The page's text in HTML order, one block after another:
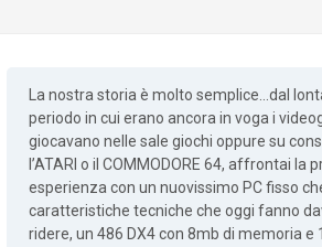
La nostra storia è molto semplice…dal
periodo in cui erano ancora in voga i
giocavano nelle sale giochi oppure su
l’ATARI o il COMMODORE 64, affrontai la
esperienza con un nuovissimo PC fisso
caratteristiche tecniche che oggi fanno
ridere, un 486 DX4 con 8mb di memoria e